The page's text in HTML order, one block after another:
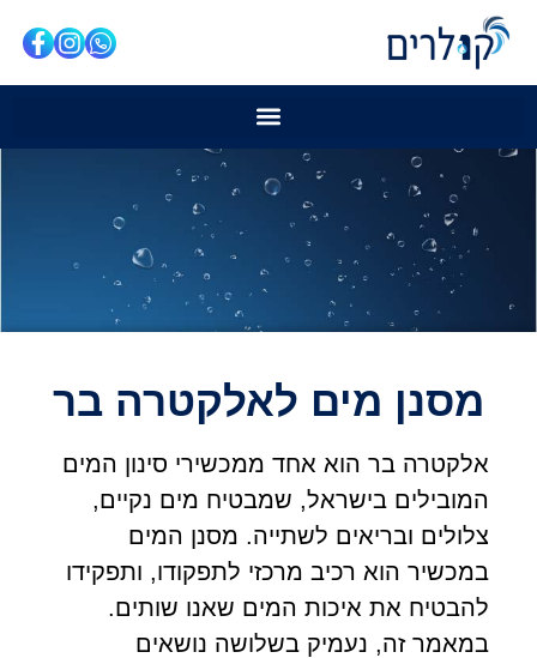
מסנן מים לאלקטרה בר
אלקטרה בר הוא אחד ממכשירי סינון המים
המובילים בישראל, שמבטיח מים נקיים,
צלולים ובריאים לשתייה. מסנן המים
במכשיר הוא רכיב מרכזי לתפקודו, ותפקידו
להבטיח את איכות המים שאנו שותים.
במאמר זה, נעמיק בשלושה נושאים